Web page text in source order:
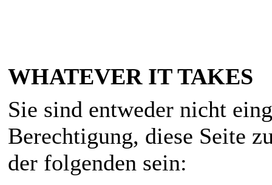
WHATEVER IT TAKES
Sie sind entweder nicht
Berechtigung, diese Seite
der folgenden sein: